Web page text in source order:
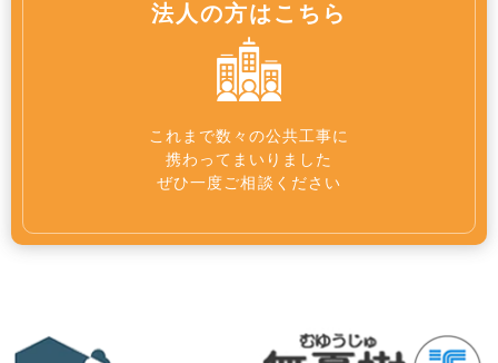
法 人 の方はこちら
これまで数々の公共工事に
携わってまいりました
ぜひ一度ご相談ください